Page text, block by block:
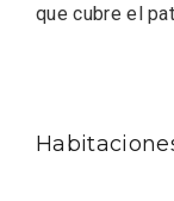
que cubre el
Recorre los